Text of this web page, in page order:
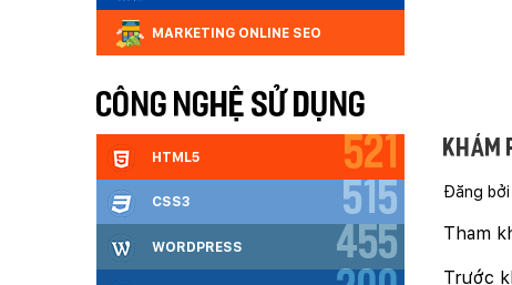
Đăng bởi
Tham
Trước
MARKETING ONLINE SEO
CÔNG NGHỆ SỬ DỤNG
HTML5 521
CSS3 515
WORDPRESS 455